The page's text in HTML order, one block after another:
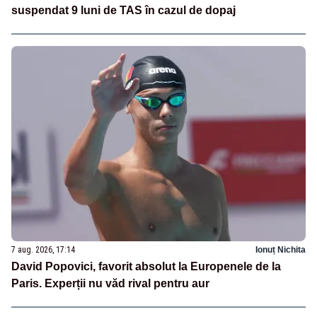
suspendat 9 luni de TAS în cazul de dopaj
7 aug. 2026, 17:14 Ionuț Nichita
David Popovici, favorit absolut la Europenele de la
Paris. Experții nu văd rival pentru aur